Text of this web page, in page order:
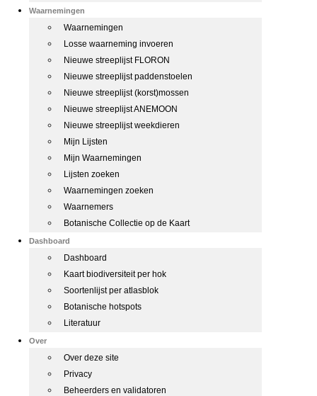
Waarnemingen
Waarnemingen
Losse waarneming invoeren
Nieuwe streeplijst FLORON
Nieuwe streeplijst paddenstoelen
Nieuwe streeplijst (korst)mossen
Nieuwe streeplijst ANEMOON
Nieuwe streeplijst weekdieren
Mijn Lijsten
Mijn Waarnemingen
Lijsten zoeken
Waarnemingen zoeken
Waarnemers
Botanische Collectie op de Kaart
Dashboard
Dashboard
Kaart biodiversiteit per hok
Soortenlijst per atlasblok
Botanische hotspots
Literatuur
Over
Over deze site
Privacy
Beheerders en validatoren